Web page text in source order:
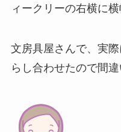
ィークリーの右横に
文房具屋さんで、実
らし合わせたので間